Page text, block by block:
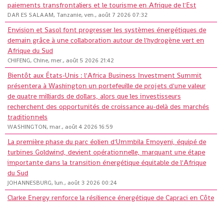
paiements transfrontaliers et le tourisme en Afrique de l'Est
DAR ES SALAAM, Tanzanie, ven., août 7 2026 07:32
Envision et Sasol font progresser les systèmes énergétiques de
demain grâce à une collaboration autour de l'hydrogène vert en
Afrique du Sud
CHIFENG, Chine, mer., août 5 2026 21:42
Bientôt aux États-Unis : l'Africa Business Investment Summit
présentera à Washington un portefeuille de projets d'une valeur
de quatre milliards de dollars, alors que les investisseurs
recherchent des opportunités de croissance au-delà des marchés
traditionnels
WASHINGTON, mar., août 4 2026 16:59
La première phase du parc éolien d'Ummbila Emoyeni, équipé de
turbines Goldwind, devient opérationnelle, marquant une étape
importante dans la transition énergétique équitable de l'Afrique
du Sud
JOHANNESBURG, lun., août 3 2026 00:24
Clarke Energy renforce la résilience énergétique de Capraci en Côte